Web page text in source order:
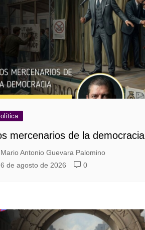
mercenarios de la democracia
Mario Antonio Guevara Palomino
6 de agosto de 2026
0